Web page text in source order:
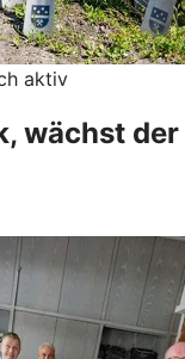
aktiv
wächst der